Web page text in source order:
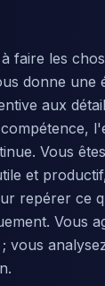
faire les
donne une
aux
Vous
et
repérer ce
Vous
vous